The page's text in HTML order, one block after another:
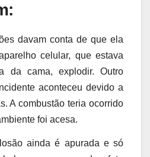
davam conta de que ela
celular, que estava
da cama, explodir. Outro
aconteceu devido a
A combustão teria ocorrido
foi acesa.
ainda é apurada e só